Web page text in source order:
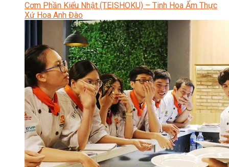
Cơm Phần Kiểu Nhật (TEISHOKU) – Tinh Hoa Ẩm Thực
Xứ Hoa Anh Đào